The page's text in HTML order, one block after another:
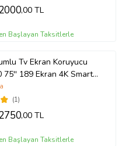
,00 TL
Başlayan Taksitlerle
Tv Ekran Koruyucu
75'' 189 Ekran 4K Smart
(1)
,00 TL
Başlayan Taksitlerle